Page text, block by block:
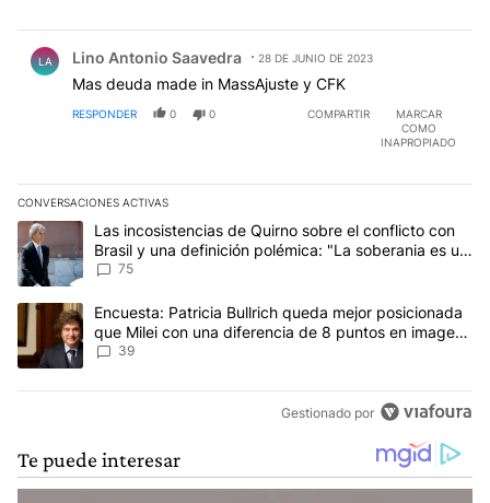
LA Lino Antonio Saavedra 28 DE JUNIO DE 2023
Mas deuda made in MassAjuste y CFK
RESPONDER 0 0 COMPARTIR
MARCAR
COMO
INAPROPIADO
CONVERSACIONES ACTIVAS
Este listado muestra los artículos con más comentarios en los
Un artículo de tendencia con el título "Las incosistencias de
Las incosistencias de Quirno sobre el conflicto con
Brasil y una definición polémica: "La soberania es un
concepto antiguo"
75
Un artículo de tendencia con el título "Encuesta: Patricia
Encuesta: Patricia Bullrich queda mejor posicionada
que Milei con una diferencia de 8 puntos en imagen
negativa
39
Gestionado por